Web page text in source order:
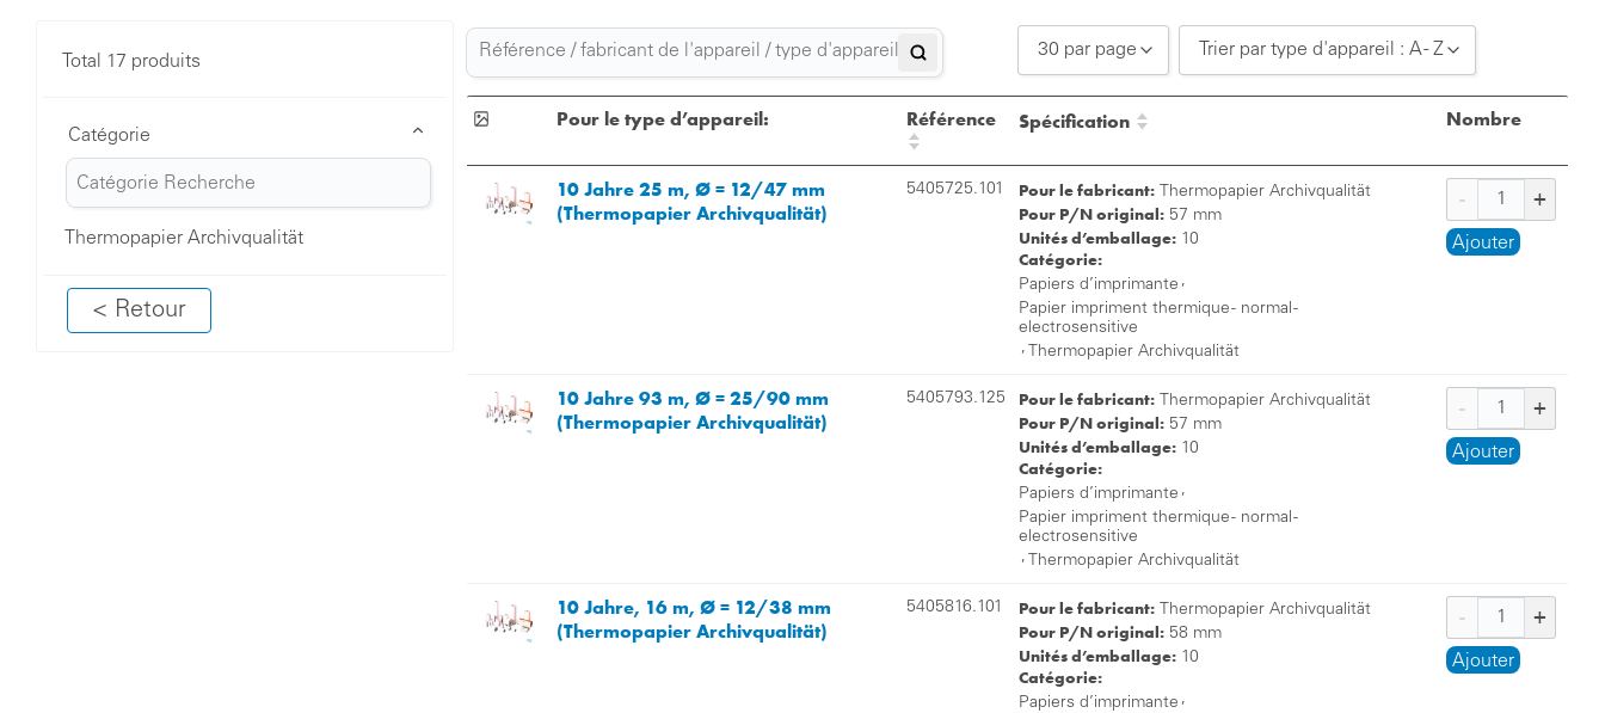
Total 17 produits
Catégorie
Thermopapier Archivqualität
< Retour
30 par page
20 par page
50 par page
Trier par type d'appareil : A - Z
Trier par type d'appareil : A - Z
Pour le type d’appareil: Référence Spécification Nombre
10 Jahre 25 m, Ø = 12/47 mm
(Thermopapier Archivqualität)
5405725.101 Pour le fabricant: Thermopapier Archivqualität
Pour P/N original: 57 mm
Unités d’emballage: 10
Catégorie:
Papiers d’imprimante ,
Papier impriment thermique - normal -
electrosensitive
, Thermopapier Archivqualität
Ajouter
10 Jahre 93 m, Ø = 25/90 mm
(Thermopapier Archivqualität)
5405793.125 Pour le fabricant: Thermopapier Archivqualität
Pour P/N original: 57 mm
Unités d’emballage: 10
Catégorie:
Papiers d’imprimante ,
Papier impriment thermique - normal -
electrosensitive
, Thermopapier Archivqualität
Ajouter
10 Jahre, 16 m, Ø = 12/38 mm
(Thermopapier Archivqualität)
5405816.101 Pour le fabricant: Thermopapier Archivqualität
Pour P/N original: 58 mm
Unités d’emballage: 10
Catégorie:
Papiers d’imprimante ,
Ajouter